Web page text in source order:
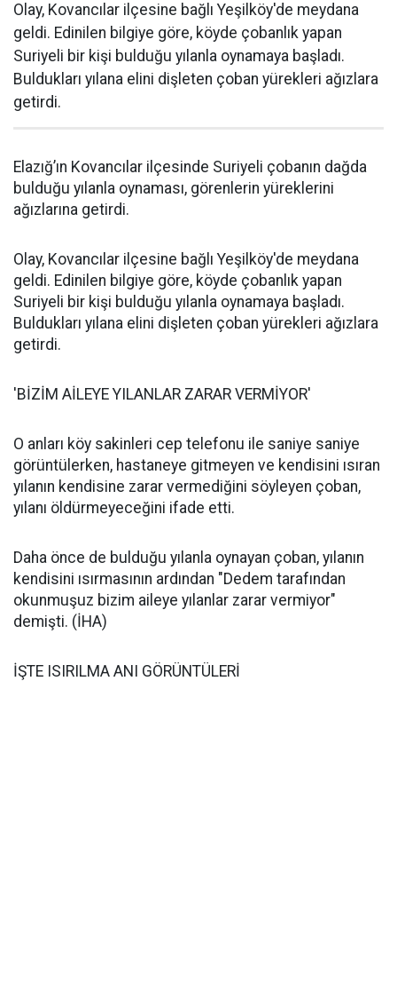
Olay, Kovancılar ilçesine bağlı Yeşilköy'de meydana
geldi. Edinilen bilgiye göre, köyde çobanlık yapan
Suriyeli bir kişi bulduğu yılanla oynamaya başladı.
Buldukları yılana elini dişleten çoban yürekleri ağızlara
getirdi.
Elazığ’ın Kovancılar ilçesinde Suriyeli çobanın dağda
bulduğu yılanla oynaması, görenlerin yüreklerini
ağızlarına getirdi.
Olay, Kovancılar ilçesine bağlı Yeşilköy'de meydana
geldi. Edinilen bilgiye göre, köyde çobanlık yapan
Suriyeli bir kişi bulduğu yılanla oynamaya başladı.
Buldukları yılana elini dişleten çoban yürekleri ağızlara
getirdi.
'BİZİM AİLEYE YILANLAR ZARAR VERMİYOR'
O anları köy sakinleri cep telefonu ile saniye saniye
görüntülerken, hastaneye gitmeyen ve kendisini ısıran
yılanın kendisine zarar vermediğini söyleyen çoban,
yılanı öldürmeyeceğini ifade etti.
Daha önce de bulduğu yılanla oynayan çoban, yılanın
kendisini ısırmasının ardından "Dedem tarafından
okunmuşuz bizim aileye yılanlar zarar vermiyor"
demişti. (İHA)
İŞTE ISIRILMA ANI GÖRÜNTÜLERİ